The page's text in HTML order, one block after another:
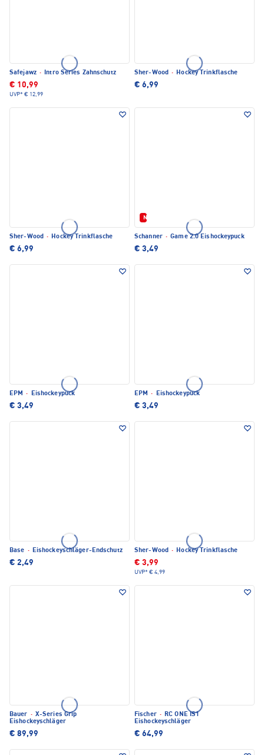
Safejawz · Intro Series Zahnschutz
€ 10,99
UVP* € 12,99
Sher-Wood · Hockey Trinkflasche
€ 6,99
Sher-Wood · Hockey Trinkflasche
€ 6,99
Neu
Schanner · Game 2.0 Eishockeypuck
€ 3,49
EPM · Eishockeypuck
€ 3,49
EPM · Eishockeypuck
€ 3,49
Base · Eishockeyschläger-Endschutz
€ 2,49
Sher-Wood · Hockey Trinkflasche
€ 3,99
UVP* € 4,99
Bauer · X-Series Grip
Eishockeyschläger
€ 89,99
Fischer · RC ONE IS1
Eishockeyschläger
€ 64,99